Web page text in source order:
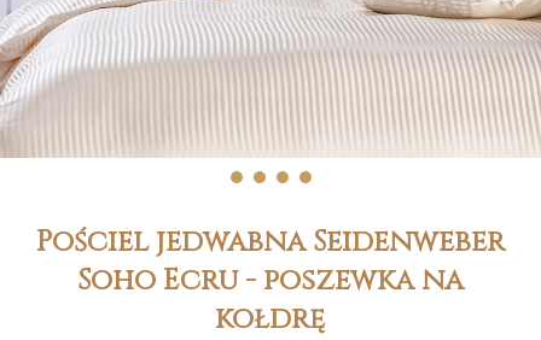
1 2 3 4
Pościel jedwabna Seidenweber
Soho Ecru - poszewka na
kołdrę